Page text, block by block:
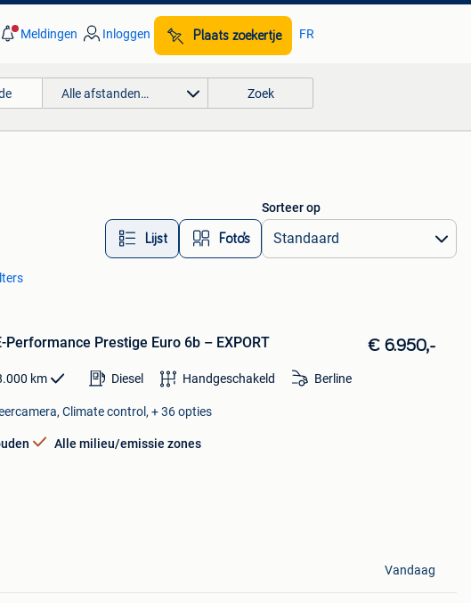
Meldingen Inloggen Plaats zoekertje FR
Alle afstanden… Zoek
Lijst Foto’s
Sorteer op
Performance Prestige Euro 6b – EXPORT € 6.950,-
km Diesel Handgeschakeld Berline
Climate control, + 36 opties
Alle milieu/emissie zones
Vandaag